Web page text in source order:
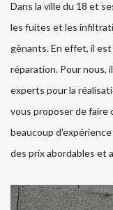
Dans la ville du 18 et
les fuites et les
gênants. En effet, il
réparation. Pour nous,
experts pour la
vous proposer de faire
beaucoup
des prix abordables et